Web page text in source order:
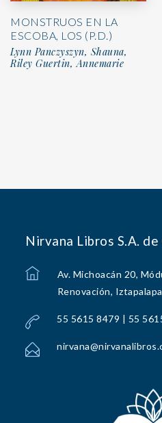
MONSTRUOS EN LA
ESCOBA, LOS (P.D.)
Lynn Panczyszyn, Shauna,
Riley Guertin, Annemarie
Nirvana Libros S.A. de
Av. Michoacán 20,
Renovación,
55 5615 8479 | 55